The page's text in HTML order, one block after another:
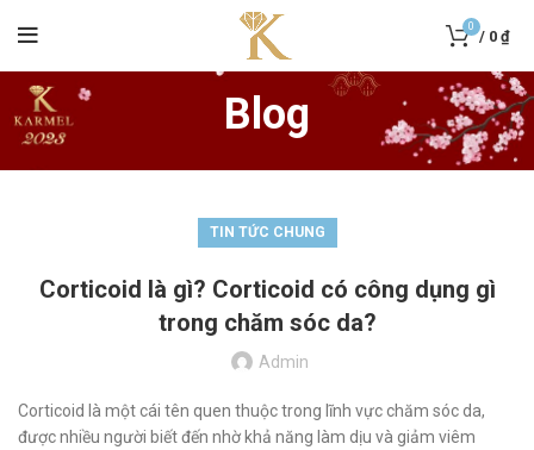
0
/ 0 ₫
Blog
TIN TỨC CHUNG
Corticoid là gì? Corticoid có công dụng gì
trong chăm sóc da?
Admin
Corticoid là một cái tên quen thuộc trong lĩnh vực chăm sóc da,
được nhiều người biết đến nhờ khả năng làm dịu và giảm viêm